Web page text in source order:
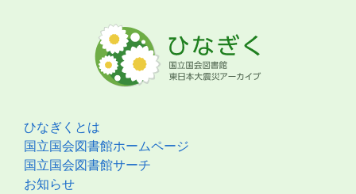
ひなぎくとは
国立国会図書館ホームページ
国立国会図書館サーチ
お知らせ